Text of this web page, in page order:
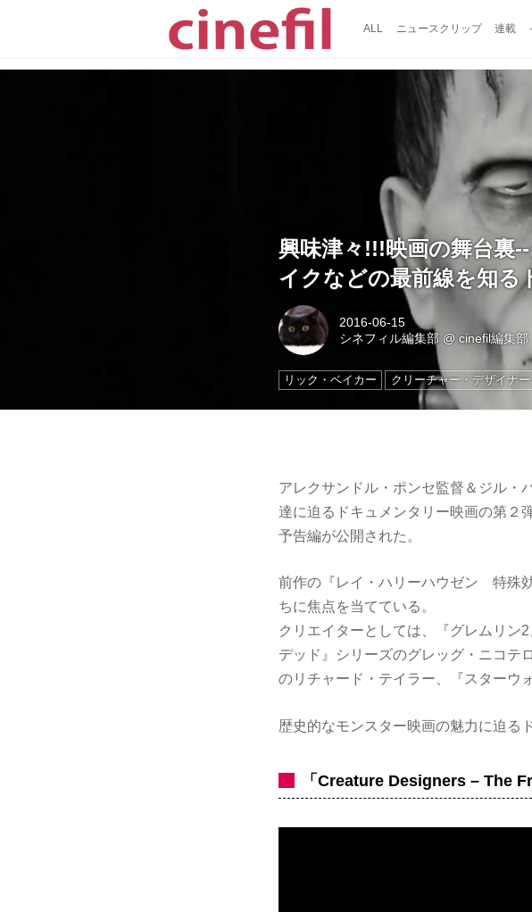
ALL ニュースクリップ 連載
興味津々!!!映画の舞台裏
イクなどの最前線を知る
2016-06-15
シネフィル編集部 @cinefil編集部
リック・ベイカー クリーチャー・デザイナー
アレクサンドル・ポンセ監督＆ジル・
達に迫るドキュメンタリー映画の第２
予告編が公開された。
前作の『レイ・ハリーハウゼン 特殊
ちに焦点を当てている。
クリエイターとしては、『グレムリン
デッド』シリーズのグレッグ・ニコテ
のリチャード・テイラー、『スターウ
歴史的なモンスター映画の魅力に迫る
「Creature Designers – The